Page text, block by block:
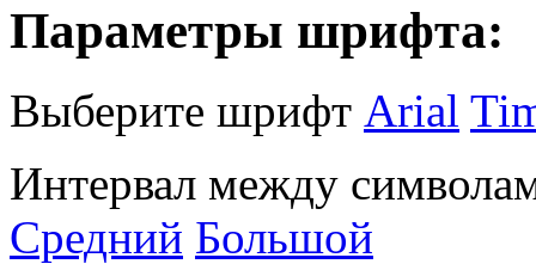
Параметры шрифта:
Выберите шрифт Arial
Интервал между
Средний Большой